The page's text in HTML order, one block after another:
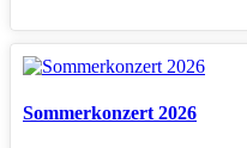
Sommerkonzert 2026